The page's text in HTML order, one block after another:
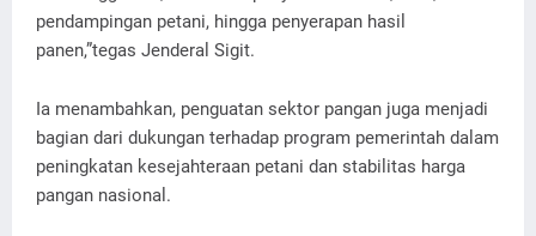
pendampingan petani, hingga penyerapan hasil
panen,”tegas Jenderal Sigit.
Ia menambahkan, penguatan sektor pangan juga menjadi
bagian dari dukungan terhadap program pemerintah dalam
peningkatan kesejahteraan petani dan stabilitas harga
pangan nasional.